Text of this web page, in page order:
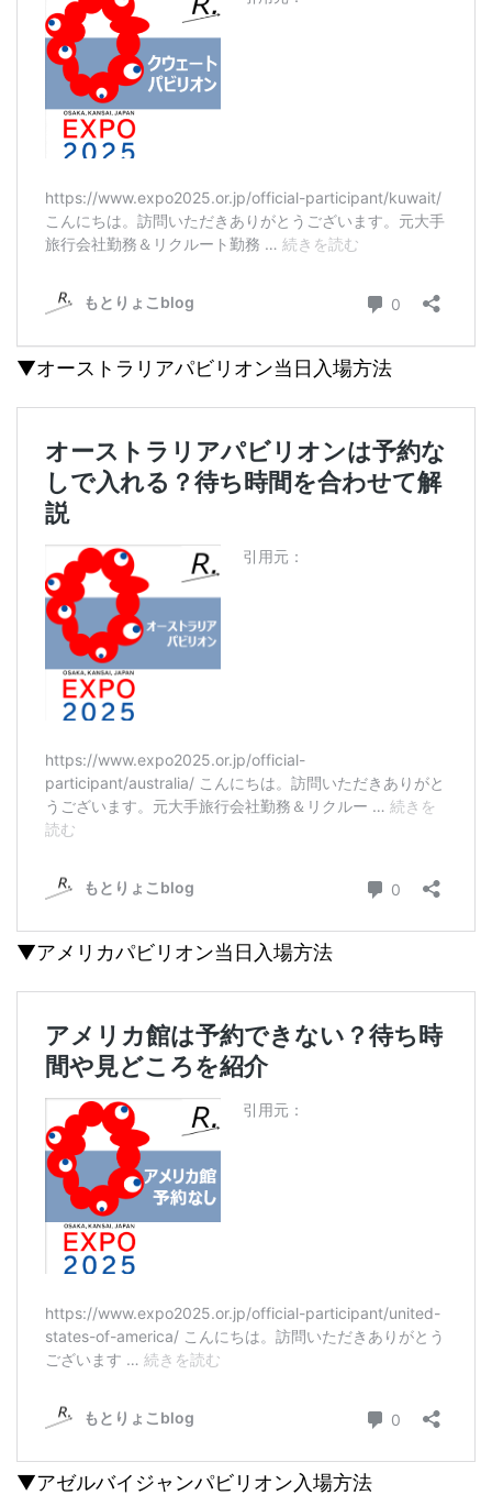
▼オーストラリアパビリオン当日入場方法
▼アメリカパビリオン当日入場方法
▼アゼルバイジャンパビリオン入場方法